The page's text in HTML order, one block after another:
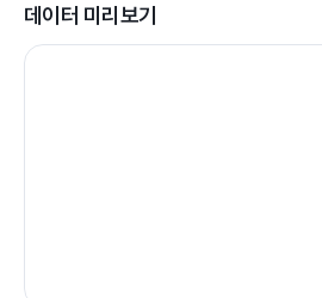
데이터 미리보기